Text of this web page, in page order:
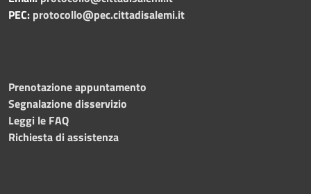
PEC: protocollo@pec.cittadisalemi.it
Prenotazione appuntamento
Segnalazione disservizio
Leggi le FAQ
Richiesta di assistenza